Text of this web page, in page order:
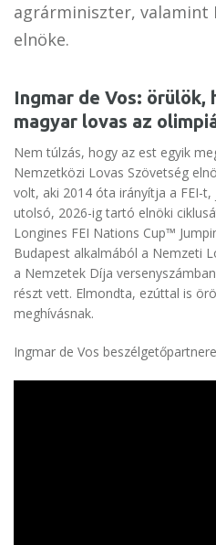
agrárminiszter, valamint
elnöke.
Ingmar de Vos: örülök,
magyar lovas az
Nem túlzás, hogy az est egyik
Nemzetközi Lovas Szövetség
volt, aki 2014 óta irányítja a FEI-
utolsó, 2026-ig tartó elnöki
Longines FEI Nations Cup™
Budapest alkalmából a Nemzeti
a Nemzetek Díja
részt vett. Elmondta, ezúttal is
meghívásnak.
Ingmar de Vos